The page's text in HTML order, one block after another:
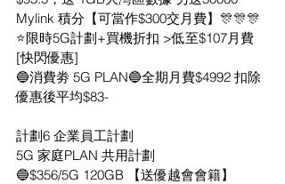
Mylink 積分【可當作$300交月費】🎊🎊🎊
⭐限時5G計劃+買機折扣 >低至$107月費
[快閃優惠]
🔵消費劵 5G PLAN🔵全期月費$4992 扣除
優惠後平均$83-
計劃6 企業員工計劃
5G 家庭PLAN 共用計劃
🔵$356/5G 120GB 【送優越會會籍】